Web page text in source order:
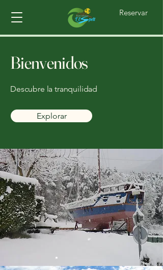
Reservar
Bienvenidos
Descubre la tranquilidad
Explorar